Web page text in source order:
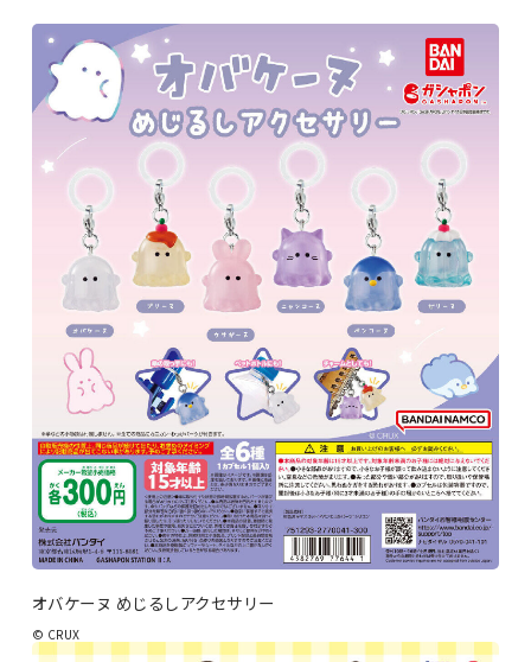
オバケーヌ めじるしアクセサリー
© CRUX